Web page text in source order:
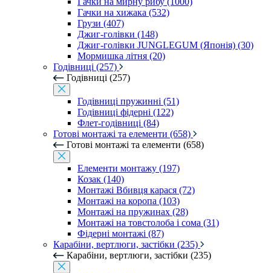
Гачки на хижака (532)
Грузи (407)
Джиг-голівки (148)
Джиг-голівки JUNGLEGUM (Японія) (30)
Мормишка літня (20)
Годівниці (257)
Годівниці (257)
Годівниці пружинні (51)
Годівниці фідерні (122)
Флет-годівниці (84)
Готові монтажі та елементи (658)
Готові монтажі та елементи (658)
Елементи монтажу (197)
Козак (140)
Монтажі Вбивця карася (72)
Монтажі на коропа (103)
Монтажі на пружинах (28)
Монтажі на товстолоба і сома (31)
Фідерні монтажі (87)
Карабіни, вертлюги, застібки (235)
Карабіни, вертлюги, застібки (235)